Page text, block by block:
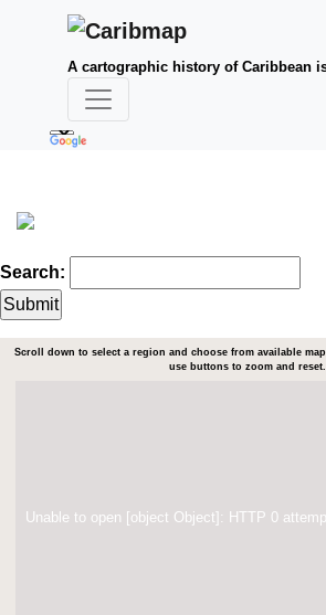
A cartographic history of Caribbean
Search:
Scroll down to select a region and choose from available
use buttons to zoom and reset.
Unable to open [object Object]: HTTP 0